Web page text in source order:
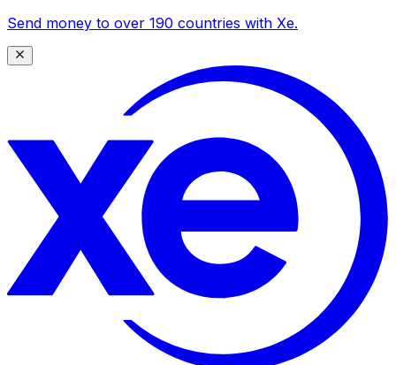
Send money to over 190 countries with Xe.